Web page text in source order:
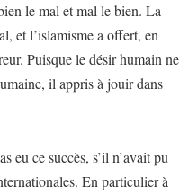
le mal et mal le bien. La
et l’islamisme a offert, en
Puisque le désir humain ne
il appris à jouir dans
eu ce succès, s’il n’avait pu
En particulier à